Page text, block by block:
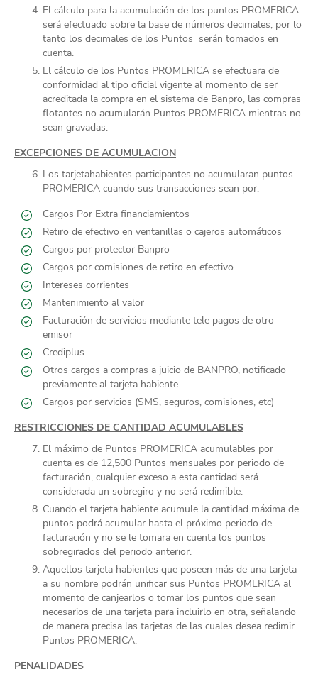
El cálculo para la acumulación de los puntos PROMERICA
será efectuado sobre la base de números decimales, por lo
tanto los decimales de los Puntos serán tomados en
cuenta.
El cálculo de los Puntos PROMERICA se efectuara de
conformidad al tipo oficial vigente al momento de ser
acreditada la compra en el sistema de Banpro, las compras
flotantes no acumularán Puntos PROMERICA mientras no
sean gravadas.
EXCEPCIONES DE ACUMULACION
Los tarjetahabientes participantes no acumularan puntos
PROMERICA cuando sus transacciones sean por:
Cargos Por Extra financiamientos
Retiro de efectivo en ventanillas o cajeros automáticos
Cargos por protector Banpro
Cargos por comisiones de retiro en efectivo
Intereses corrientes
Mantenimiento al valor
Facturación de servicios mediante tele pagos de otro
emisor
Crediplus
Otros cargos a compras a juicio de BANPRO, notificado
previamente al tarjeta habiente.
Cargos por servicios (SMS, seguros, comisiones, etc)
RESTRICCIONES DE CANTIDAD ACUMULABLES
El máximo de Puntos PROMERICA acumulables por
cuenta es de 12,500 Puntos mensuales por periodo de
facturación, cualquier exceso a esta cantidad será
considerada un sobregiro y no será redimible.
Cuando el tarjeta habiente acumule la cantidad máxima de
puntos podrá acumular hasta el próximo periodo de
facturación y no se le tomara en cuenta los puntos
sobregirados del periodo anterior.
Aquellos tarjeta habientes que poseen más de una tarjeta
a su nombre podrán unificar sus Puntos PROMERICA al
momento de canjearlos o tomar los puntos que sean
necesarios de una tarjeta para incluirlo en otra, señalando
de manera precisa las tarjetas de las cuales desea redimir
Puntos PROMERICA.
PENALIDADES